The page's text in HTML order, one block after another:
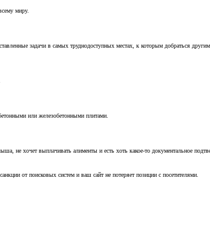
миру.
задачи в самых труднодоступных местах, к которым добраться
или железобетонными плитами.
не хочет выплачивать алименты и есть хоть какое-то документальное
от поисковых систем и ваш сайт не потеряет позиции с посетителями.